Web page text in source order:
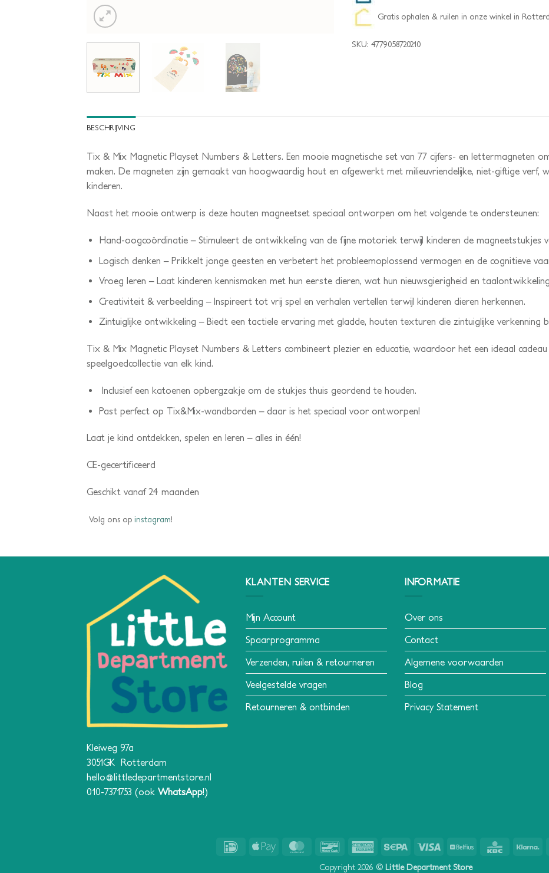
Gratis ophalen & ruilen in onze winkel in
SKU: 4779058720210
BESCHRIJVING
Tix & Mix Magnetic Playset Numbers & Letters. Een mooie magnetische set van 77 cijfers- en lettermagneten
maken. De magneten zijn gemaakt van hoogwaardig hout en afgewerkt met milieuvriendelijke, niet-giftige verf,
kinderen.
Naast het mooie ontwerp is deze houten magneetset speciaal ontworpen om het volgende te ondersteunen:
Hand-oogcoördinatie – Stimuleert de ontwikkeling van de fijne motoriek terwijl kinderen de magneetstukjes
Logisch denken – Prikkelt jonge geesten en verbetert het probleemoplossend vermogen en de cognitieve
Vroeg leren – Laat kinderen kennismaken met hun eerste dieren, wat hun nieuwsgierigheid en
Creativiteit & verbeelding – Inspireert tot vrij spel en verhalen vertellen terwijl kinderen dieren herkennen.
Zintuiglijke ontwikkeling – Biedt een tactiele ervaring met gladde, houten texturen die zintuiglijke verkenning
Tix & Mix Magnetic Playset Numbers & Letters combineert plezier en educatie, waardoor het een ideaal
speelgoedcollectie van elk kind.
Inclusief een katoenen opbergzakje om de stukjes thuis geordend te houden.
Past perfect op Tix&Mix-wandborden – daar is het speciaal voor ontworpen!
Laat je kind ontdekken, spelen en leren – alles in één!
CE-gecertificeerd
Geschikt vanaf 24 maanden
Volg ons op instagram!
Kleiweg 97a
3051GK Rotterdam
hello@littledepartmentstore.nl
010-7371753 (ook WhatsApp!)
KLANTEN SERVICE
Mijn Account
Spaarprogramma
Verzenden, ruilen & retourneren
Veelgestelde vragen
Retourneren & ontbinden
INFORMATIE
Over ons
Contact
Algemene voorwaarden
Blog
Privacy Statement
IDeal
Apple
MasterCardBancontactAmerican Sepa Visa Belfius KBC
Copyright 2026 © Little Department Store